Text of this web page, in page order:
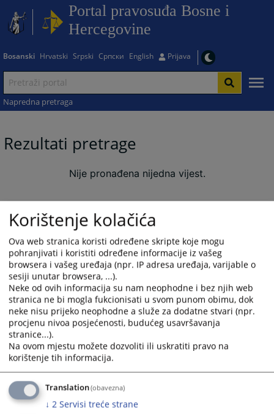
Portal pravosuđa Bosne i
Hercegovine
Bosanski Hrvatski Srpski Српски English Prijava
Napredna pretraga
Rezultati pretrage
Nije pronađena nijedna vijest.
Korištenje kolačića
Ova web stranica koristi određene skripte koje mogu
pohranjivati i koristiti određene informacije iz vašeg
browsera i vašeg uređaja (npr. IP adresa uređaja, varijable o
sesiji unutar browsera, ...).
Neke od ovih informacija su nam neophodne i bez njih web
stranica ne bi mogla fukcionisati u svom punom obimu, dok
neke nisu prijeko neophodne a služe za dodatne stvari (npr.
procjenu nivoa posjećenosti, budućeg usavršavanja
stranice...).
Na ovom mjestu možete dozvoliti ili uskratiti pravo na
korištenje tih informacija.
Translation(obavezna)
↓ 2 Servisi treće strane